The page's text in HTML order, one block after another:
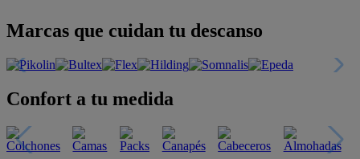
Marcas que cuidan tu descanso
Confort a tu medida